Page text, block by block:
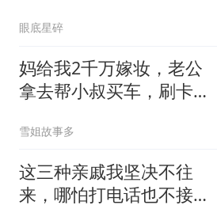
眼底星碎
妈给我2千万嫁妆，老公
拿去帮小叔买车，刷卡时
雪姐故事多
这三种亲戚我坚决不往
来，哪怕打电话也不接，